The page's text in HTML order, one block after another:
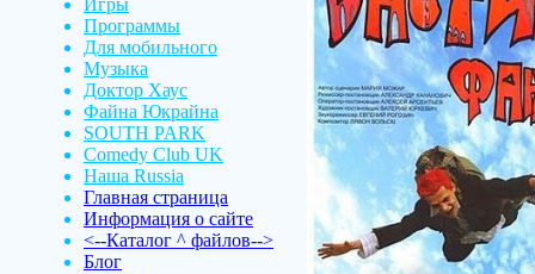
Игры
Программы
Для мобильного
Музыка
Доктор Хаус
Файна Юкрайна
SOUTH PARK
Comedy Club UK
Наша Russia
Главная страница
Информация о сайте
<--Каталог ^ файлов-->
Блог